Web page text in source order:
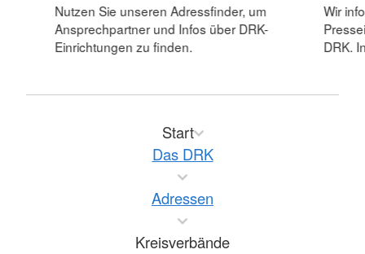
Nutzen Sie unseren Adressfinder, um
Ansprechpartner und Infos über DRK-
Einrichtungen zu finden.
Wir
DRK.
Start
Das DRK
Adressen
Kreisverbände